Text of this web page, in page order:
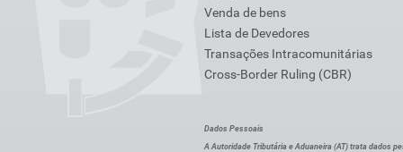
Venda de bens
Lista de Devedores
Transações Intracomunitárias
Cross-Border Ruling (CBR)
Dados Pessoais
A Autoridade Tributária e Aduaneira (AT) trata dados